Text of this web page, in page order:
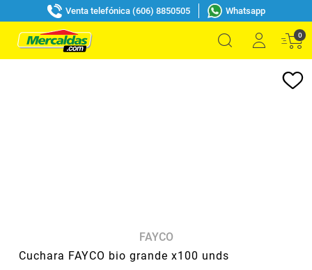
Venta telefónica (606) 8850505 Whatsapp
0
FAYCO
Cuchara FAYCO bio grande x100 unds